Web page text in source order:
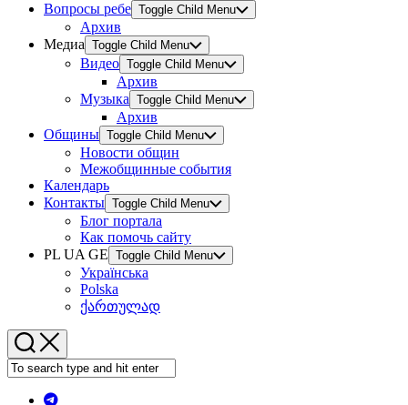
Вопросы ребе Toggle Child Menu
Архив
Медиа Toggle Child Menu
Видео Toggle Child Menu
Архив
Музыка Toggle Child Menu
Архив
Общины Toggle Child Menu
Новости общин
Межобщинные события
Календарь
Контакты Toggle Child Menu
Блог портала
Как помочь сайту
PL UA GE Toggle Child Menu
Українська
Polska
ქართულად